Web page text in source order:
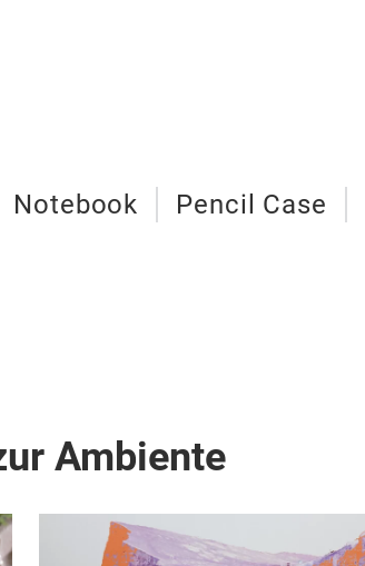
Notebook Pencil Case
Ambiente